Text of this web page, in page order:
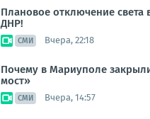
Плановое отключение света
ДНР!
СМИ Вчера, 22:18
Почему в Мариуполе
мост»
СМИ Вчера, 14:57